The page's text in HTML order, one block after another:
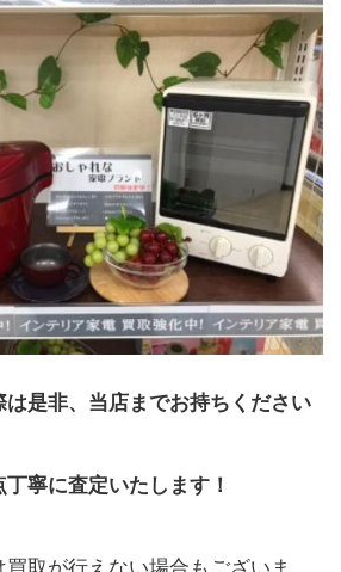
是非、当店までお持ちください
寧に査定いたします！